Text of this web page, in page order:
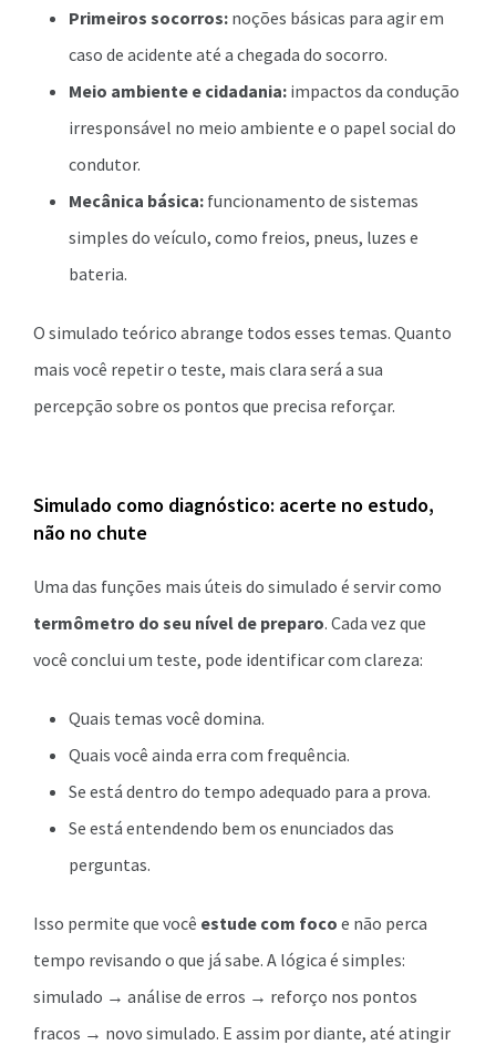
Primeiros socorros: noções básicas para agir em
caso de acidente até a chegada do socorro.
Meio ambiente e cidadania: impactos da condução
irresponsável no meio ambiente e o papel social do
condutor.
Mecânica básica: funcionamento de sistemas
simples do veículo, como freios, pneus, luzes e
bateria.
O simulado teórico abrange todos esses temas. Quanto
mais você repetir o teste, mais clara será a sua
percepção sobre os pontos que precisa reforçar.
Simulado como diagnóstico: acerte no estudo,
não no chute
Uma das funções mais úteis do simulado é servir como
termômetro do seu nível de preparo. Cada vez que
você conclui um teste, pode identificar com clareza:
Quais temas você domina.
Quais você ainda erra com frequência.
Se está dentro do tempo adequado para a prova.
Se está entendendo bem os enunciados das
perguntas.
Isso permite que você estude com foco e não perca
tempo revisando o que já sabe. A lógica é simples:
simulado → análise de erros → reforço nos pontos
fracos → novo simulado. E assim por diante, até atingir